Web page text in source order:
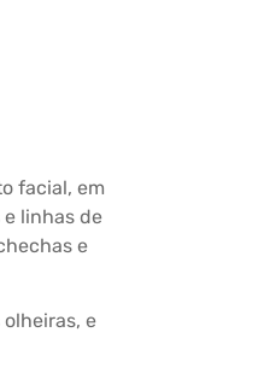
facial, em
linhas de
e
e